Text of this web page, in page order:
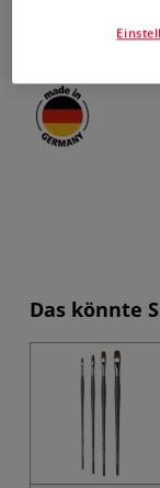
Schichtholz.
Das könnte